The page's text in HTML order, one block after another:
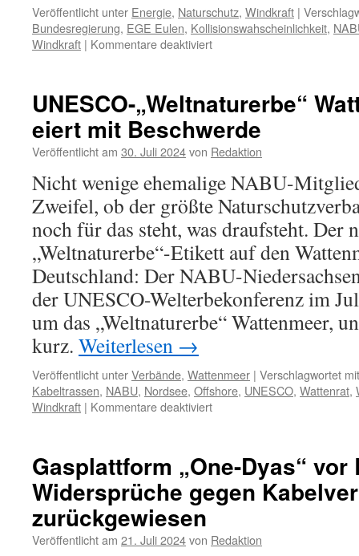
Veröffentlicht unter Energie, Naturschutz, Windkraft |
Bundesregierung, EGE Eulen, Kollisionswahscheinlichkeit,
Windkraft | Kommentare deaktiviertfür
Naturschutz
im
Abseits
UNESCO-„Weltnaturerbe“
eiert mit Beschwerde
Veröffentlicht am 30. Juli 2024von Redaktion
Nicht wenige ehemalige NABU-
Zweifel, ob der größte
noch für das steht, was draufsteht. Der
„Weltnaturerbe“-Etikett auf den
Deutschland: Der NABU-
der UNESCO-Welterbekonferenz im
um das „Weltnaturerbe“ Wattenmeer,
kurz. Weiterlesen →
Veröffentlicht unterVerbände, Wattenmeer | Verschlagwortet mit
Kabeltrassen, NABU, Nordsee, Offshore, UNESCO, Wattenrat,
Windkraft | Kommentare deaktiviertfür
NABU
eiert
mit
Gasplattform „One-Dyas“ vor
Widersprüche gegen
zurückgewiesen
Veröffentlicht am 21. Juli 2024von Redaktion